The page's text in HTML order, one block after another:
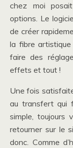
chez moi
options. Le
de créer
la fibre artistique
faire des
effets et tout !
Une fois
au transfert qui
simple, toujours
retourner sur le
donc. Comme